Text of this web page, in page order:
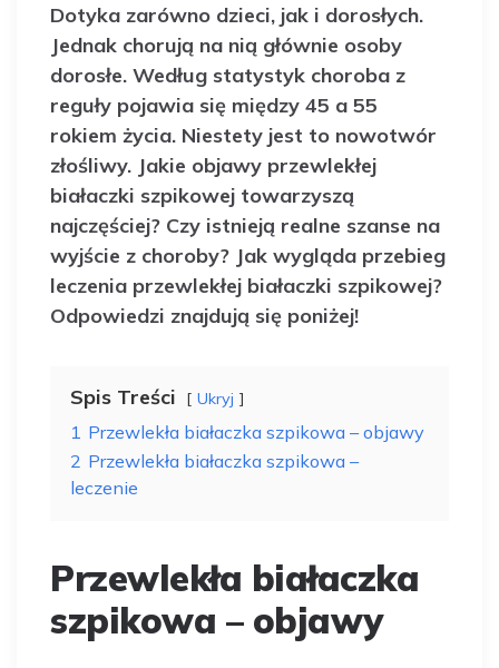
Dotyka zarówno dzieci, jak i dorosłych.
Jednak chorują na nią głównie osoby
dorosłe. Według statystyk choroba z
reguły pojawia się między 45 a 55
rokiem życia. Niestety jest to nowotwór
złośliwy. Jakie objawy przewlekłej
białaczki szpikowej towarzyszą
najczęściej? Czy istnieją realne szanse na
wyjście z choroby? Jak wygląda przebieg
leczenia przewlekłej białaczki szpikowej?
Odpowiedzi znajdują się poniżej!
Spis Treści Ukryj
1 Przewlekła białaczka szpikowa – objawy
2 Przewlekła białaczka szpikowa –
leczenie
Przewlekła białaczka
szpikowa – objawy